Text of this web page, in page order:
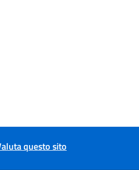
questo sito